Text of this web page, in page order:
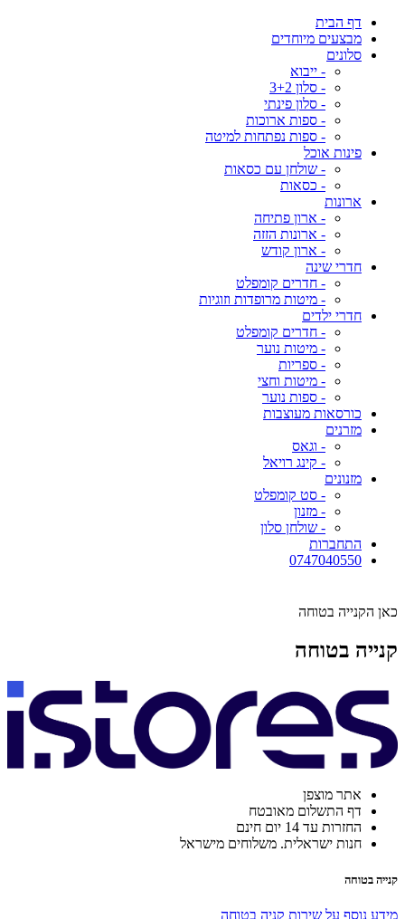
דף הבית
מבצעים מיוחדים
סלונים
- ייבוא
- סלון 3+2
- סלון פינתי
- ספות ארוכות
- ספות נפתחות למיטה
פינות אוכל
- שולחן עם כסאות
- כסאות
ארונות
- ארון פתיחה
- ארונות הזזה
- ארון קודש
חדרי שינה
- חדרים קומפלט
- מיטות מרופדות וזוגיות
חדרי ילדים
- חדרים קומפלט
- מיטות נוער
- ספריות
- מיטות וחצי
- ספות נוער
כורסאות מעוצבות
מזרנים
- וגאס
- קינג רויאל
מזנונים
- סט קומפלט
- מזנון
- שולחן סלון
התחברות
0747040550
כאן הקנייה בטוחה
קנייה בטוחה
אתר מוצפן
דף התשלום מאובטח
החזרות עד 14 יום חינם
חנות ישראלית. משלוחים מישראל
קנייה בטוחה
מידע נוסף על שירות קניה בטוחה